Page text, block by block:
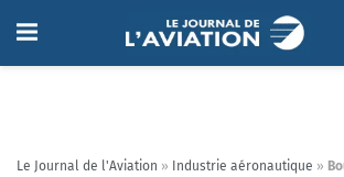
Le Journal de l'Aviation » Industrie aéronautique »